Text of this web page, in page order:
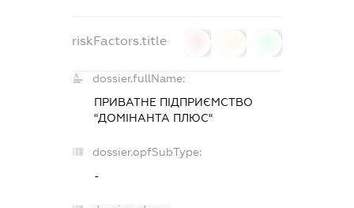
riskFactors.title
dossier.fullName:
ПРИВАТНЕ ПІДПРИЄМСТВО
"ДОМІНАНТА ПЛЮС"
dossier.opfSubType:
-